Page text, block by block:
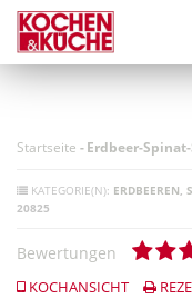
Direkt
zum
Inhalt
Startseite -Erdbeer-
KATEGORIE(N): ERDBEEREN
20825
Bewertungen
KOCHANSICHT